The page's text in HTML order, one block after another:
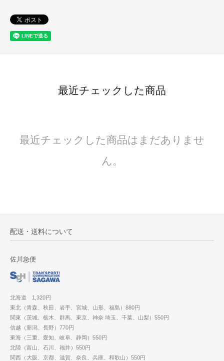
最近チェックした商品
最近チェックした商品はまだありませ
ん。
配送・送料について
佐川急便
北海道 1,320円
東北（青森、秋田、岩手、宮城、山形、福島）880円
関東（茨城、栃木、群馬、東京、神奈 埼玉、千葉、山梨）550円
信越（新潟、長野）770円
東海（三重、愛知、岐阜、静岡）550円
北陸（富山、石川、福井）550円
関西（大阪、京都、滋賀、奈良、兵庫、和歌山）550円